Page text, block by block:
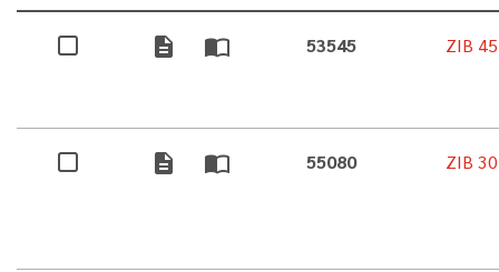
description import_contacts 53545 ZIB 45
description import_contacts 55080 ZIB